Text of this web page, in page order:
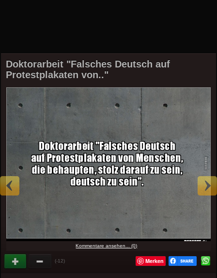
Doktorarbeit "Falsches Deutsch auf
Protestplakaten von.."
Kommentare ansehen... (0)
(-12) Merken